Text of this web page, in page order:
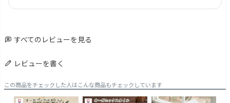
すべてのレビューを見る
レビューを書く
この商品をチェックした人はこんな商品もチェックしています